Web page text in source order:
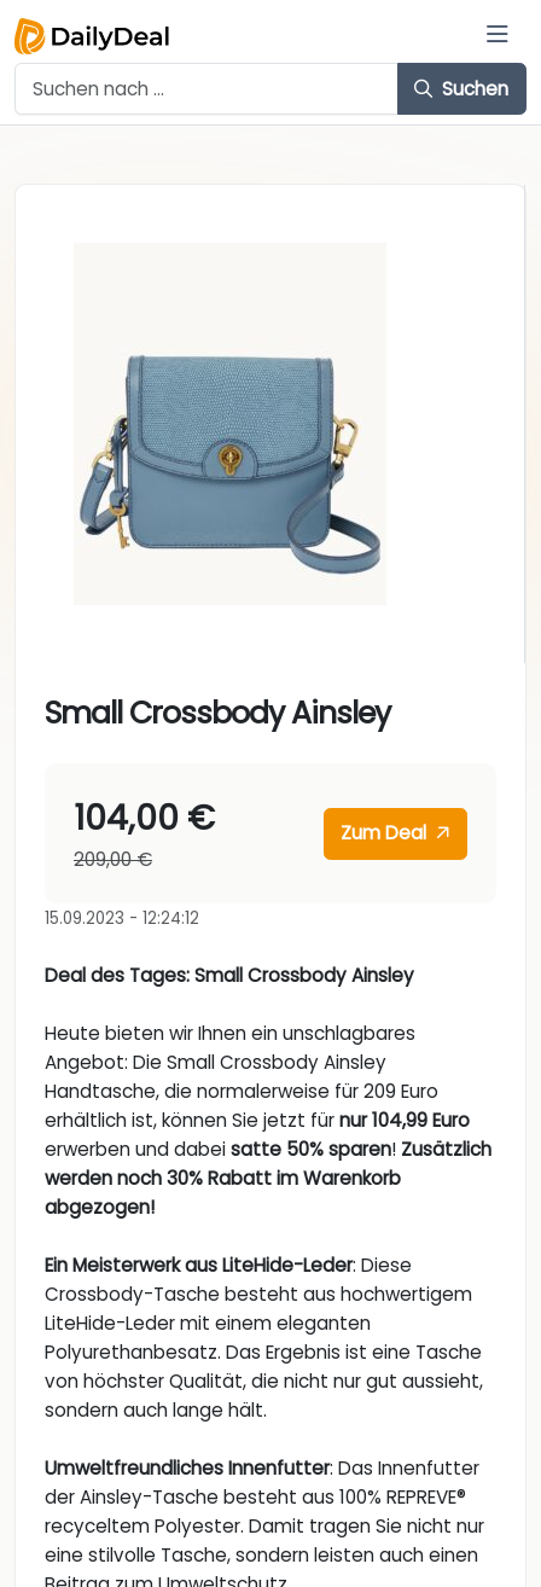
Suchen
Small Crossbody Ainsley
104,00 €
209,00 €
Zum Deal
15.09.2023 - 12:24:12
Deal des Tages: Small Crossbody Ainsley
Heute bieten wir Ihnen ein unschlagbares
Angebot: Die Small Crossbody Ainsley
Handtasche, die normalerweise für 209 Euro
erhältlich ist, können Sie jetzt fürnur 104,99 Euro
erwerben und dabeisatte 50% sparen! Zusätzlich
werden noch 30% Rabattim Warenkorb
abgezogen!
Ein Meisterwerk aus LiteHide-Leder: Diese
Crossbody-Tasche besteht aus hochwertigem
LiteHide-Leder mit einem eleganten
Polyurethanbesatz. Das Ergebnis ist eine Tasche
von höchster Qualität, die nicht nur gut aussieht,
sondern auch lange hält.
Umweltfreundliches Innenfutter: Das Innenfutter
der Ainsley-Tasche besteht aus 100% REPREVE®
recyceltem Polyester. Damit tragen Sie nicht nur
eine stilvolle Tasche, sondern leisten auch einen